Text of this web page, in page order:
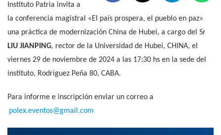
Instituto Patria invita a
la conferencia magistral «El país prospera, el pueblo en paz»
una práctica de modernización China de Hubei, a cargo del Sr
LIU JIANPING, rector de la Universidad de Hubei, CHINA, el
viernes 29 de noviembre de 2024 a las 17:30 hs en la sede del
instituto, Rodríguez Peña 80, CABA.
Para informe e inscripción enviar un correo a
polex.eventos@gmail.com